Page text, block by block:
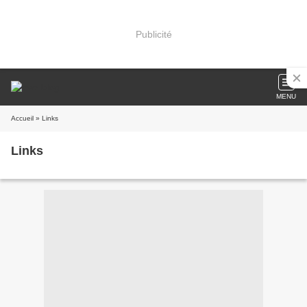
Publicité
MENU
Accueil » Links
Links